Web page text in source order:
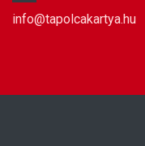
info@tapolcakartya.hu